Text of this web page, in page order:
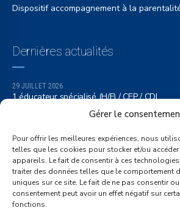
Gérer le
Pour offrir les meilleures expériences, nous
telles que les cookies pour stocker et/ou
appareils. Le fait de consentir à ces
traiter des données telles que le comportement
uniques sur ce site. Le fait de ne pas consentir
consentement peut avoir un effet négatif sur
fonctions.
Dispositif accompagnement à la
Dernières actualités
29 JUILLET 2026
1 éducateur spécialisé (H/F) / CEP / CDI
10 JUILLET 2026
Médecin (H/F) – 0.50 ETP CMPP
Liens